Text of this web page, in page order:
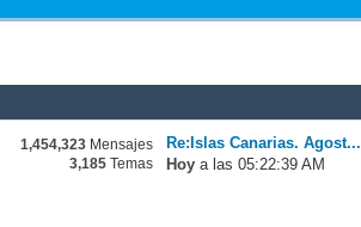
1,454,323 Mensajes
3,185 Temas
Re:Islas Canarias. Agost...
Hoy a las 05:22:39 AM